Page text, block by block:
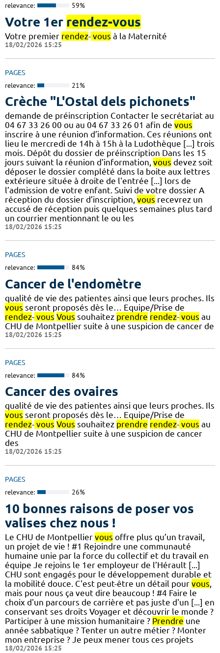
relevance: 59%
Votre 1er rendez-vous
Votre premier rendez- vous à la Maternité
18/02/2026 15:25
PAGES
relevance: 21%
Crèche "L'Ostal dels pichonets"
demande de préinscription Contacter le secrétariat au
04 67 33 26 00 ou au 04 67 33 26 01 afin de vous
inscrire à une réunion d’information. Ces réunions ont
lieu le mercredi de 14h à 15h à la Ludothèque [...] trois
mois. Dépôt du dossier de préinscription Dans les 15
jours suivant la réunion d'information, vous devez soit
déposer le dossier complété dans la boite aux lettres
extérieure située à droite de l'entrée [...] lors de
l’admission de votre enfant. Suivi de votre dossier A
réception du dossier d’inscription, vous recevrez un
accusé de réception puis quelques semaines plus tard
un courrier mentionnant le ou les
18/02/2026 15:25
PAGES
relevance: 84%
Cancer de l'endomètre
qualité de vie des patientes ainsi que leurs proches. Ils
vous seront proposés dès le… Equipe/Prise de
rendez- vous Vous souhaitez prendre rendez- vous au
CHU de Montpellier suite à une suspicion de cancer de
18/02/2026 15:25
PAGES
relevance: 84%
Cancer des ovaires
qualité de vie des patientes ainsi que leurs proches. Ils
vous seront proposés dès le… Equipe/Prise de
rendez- vous Vous souhaitez prendre rendez- vous au
CHU de Montpellier suite à une suspicion de cancer
des
18/02/2026 15:25
PAGES
relevance: 26%
10 bonnes raisons de poser vos
valises chez nous !
Le CHU de Montpellier vous offre plus qu’un travail,
un projet de vie ! #1 Rejoindre une communauté
humaine unie par la force du collectif et du travail en
équipe Je rejoins le 1er employeur de l’Hérault [...]
CHU sont engagés pour le développement durable et
la mobilité douce. C'est peut-être un détail pour vous,
mais pour nous ça veut dire beaucoup ! #4 Faire le
choix d'un parcours de carrière et pas juste d'un [...] en
conservant ses droits Voyager et découvrir le monde ?
Participer à une mission humanitaire ? Prendre une
année sabbatique ? Tenter un autre métier ? Monter
mon entreprise ? Je peux mener tous ces projets
18/02/2026 15:25